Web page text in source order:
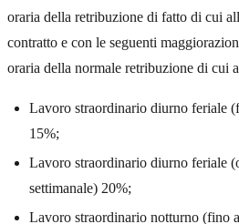
oraria della retribuzione di fatto di cui
contratto e con le seguenti
oraria della normale retribuzione di cui
Lavoro straordinario diurno feriale
15%;
Lavoro straordinario diurno feriale
settimanale) 20%;
Lavoro straordinario notturno (fino